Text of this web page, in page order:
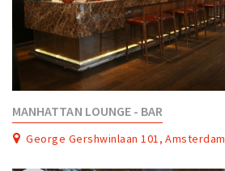
MANHATTAN LOUNGE - BAR
George Gershwinlaan 101, Amsterdam